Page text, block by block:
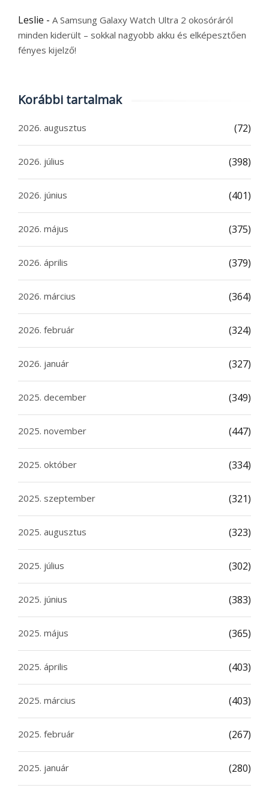
Leslie - A Samsung Galaxy Watch Ultra 2 okosóráról
minden kiderült – sokkal nagyobb akku és elképesztően
fényes kijelző!
Korábbi tartalmak
2026. augusztus (72)
2026. július (398)
2026. június (401)
2026. május (375)
2026. április (379)
2026. március (364)
2026. február (324)
2026. január (327)
2025. december (349)
2025. november (447)
2025. október (334)
2025. szeptember (321)
2025. augusztus (323)
2025. július (302)
2025. június (383)
2025. május (365)
2025. április (403)
2025. március (403)
2025. február (267)
2025. január (280)